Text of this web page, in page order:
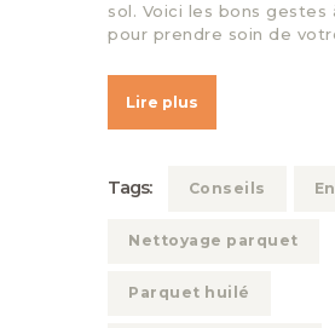
sol. Voici les bons gestes
pour prendre soin de
Lire plus
Tags: Conseils
Nettoyage parquet
Parquet huilé